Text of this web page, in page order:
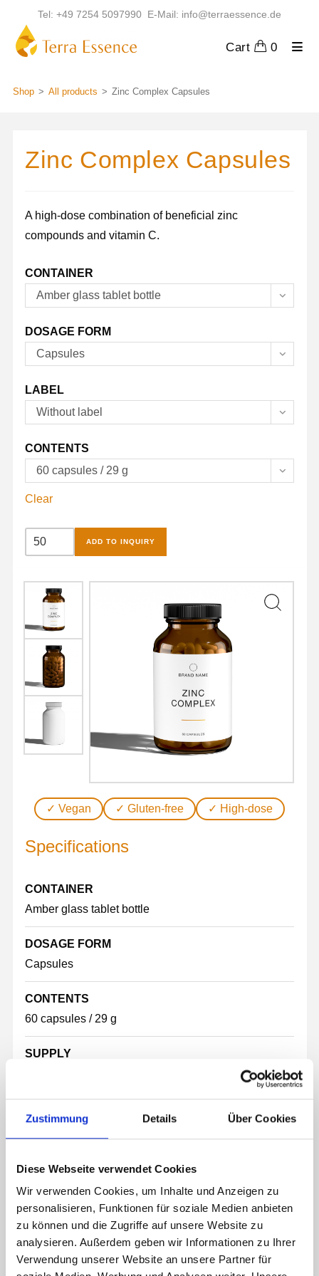
Zustimmung Details Über Cookies
Diese Webseite verwendet Cookies
Wir verwenden Cookies, um Inhalte und Anzeigen zu
personalisieren, Funktionen für soziale Medien anbieten
zu können und die Zugriffe auf unsere Website zu
analysieren. Außerdem geben wir Informationen zu Ihrer
Verwendung unserer Website an unsere Partner für
content
Tel: +49 7254 5097990 E-Mail: info@terraessence.de
Cart 0
Shop > All products > Zinc Complex Capsules
Zinc Complex Capsules
A high-dose combination of beneficial zinc
compounds and vitamin C.
CONTAINER
Amber glass tablet bottle
DOSAGE FORM
Capsules
LABEL
Without label
CONTENTS
60 capsules / 29 g
Clear
Zinc
Complex
quantity
ADD TO INQUIRY
✓ Vegan ✓ Gluten-free ✓ High-dose
Specifications
CONTAINER
Amber glass tablet bottle
DOSAGE FORM
Capsules
CONTENTS
60 capsules / 29 g
SUPPLY
HDPE screw cap, black
LABEL DIMENSIONS
HPMC transparent, type 1
CONTAINER